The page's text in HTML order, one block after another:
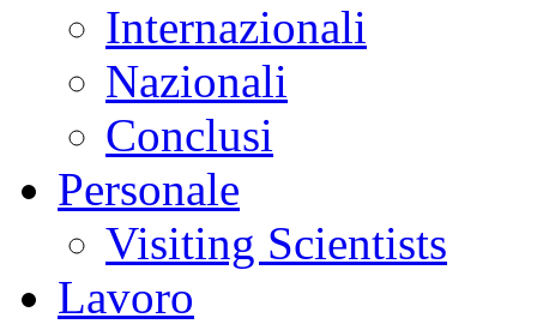
Internazionali
Nazionali
Conclusi
Personale
Visiting Scientists
Lavoro